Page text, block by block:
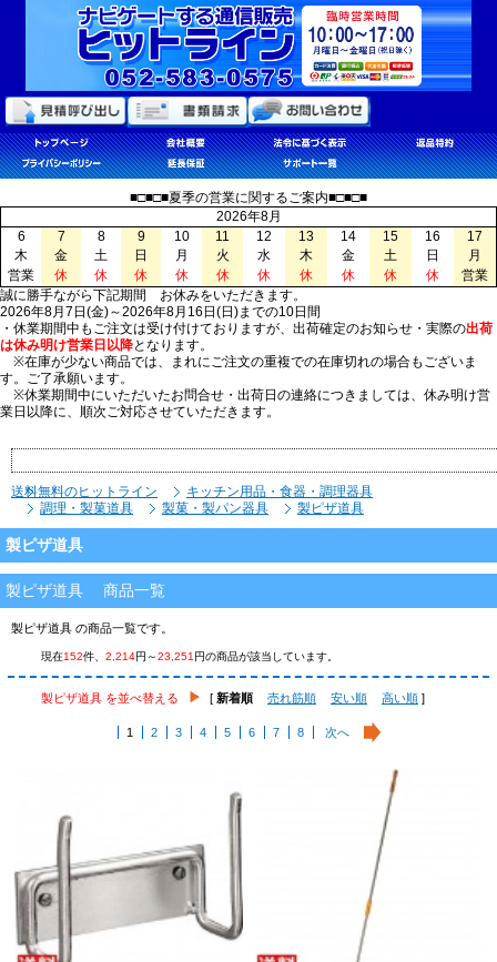
■□■□■夏季の営業に関するご案内■□■□■
2026年8月
6
7 8 9 10 11 12 13 14 15 16
17
木
金 土 日 月 火 水 木 金 土 日
月
営業
休 休 休 休 休 休 休 休 休 休
営業
誠に勝手ながら下記期間 お休みをいただきます。
2026年8月7日(金)～2026年8月16日(日)までの10日間
・休業期間中もご注文は受け付けておりますが、出荷確定のお知らせ・実際の出荷
は休み明け営業日以降となります。
※在庫が少ない商品では、まれにご注文の重複での在庫切れの場合もございま
す。ご了承願います。
※休業期間中にいただいたお問合せ・出荷日の連絡につきましては、休み明け営
業日以降に、順次ご対応させていただきます。
送料無料のヒットライン
キッチン用品・食器・調理器具
調理・製菓道具
製菓・製パン器具 製ピザ道具
製ピザ道具
製ピザ道具 商品一覧
製ピザ道具 の商品一覧です。
現在152件、 2,214円～23,251円の商品が該当しています。
製ピザ道具 を並べ替える [ 新着順 売れ筋順 安い順 高い順 ]
1 2 3 4 5 6 7 8 次へ